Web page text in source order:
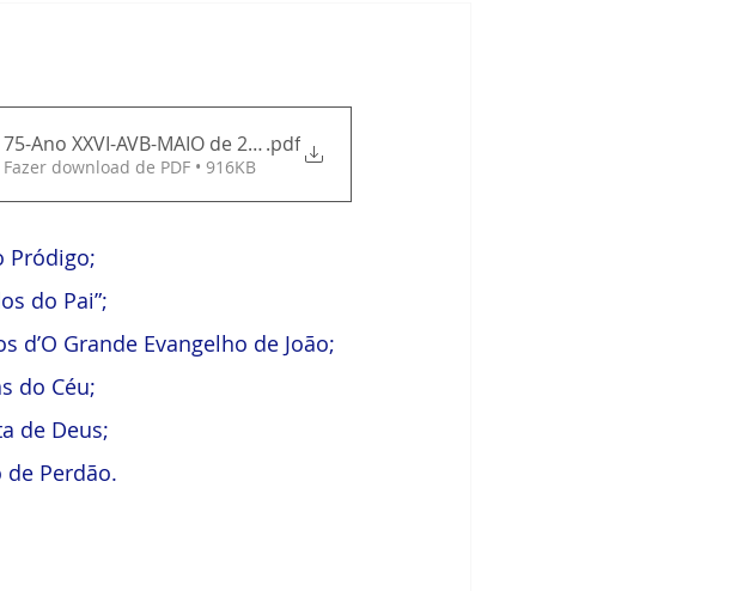
75-Ano XXVI-AVB-MAIO de 2020.pdf
Fazer download de PDF • 916KB
Pródigo;
do Pai”;
d’O Grande Evangelho de João;
do Céu;
de Deus;
de Perdão.